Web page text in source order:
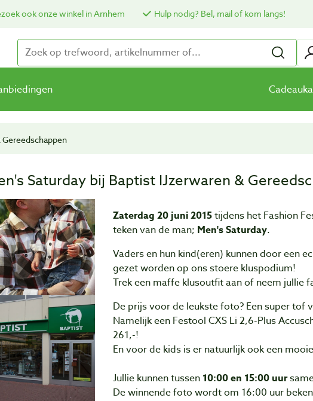
ook onze winkel in Arnhem Hulp nodig? Bel, mail of kom langs!
Saturday bij Baptist IJzerwaren &
Zaterdag 20 juni 2015tijdens het Fashion
teken van de man; Men's Saturday.
Vaders en hun kind(eren) kunnen door een
gezet worden op ons stoere kluspodium!
Trek een maffe klusoutfit aan of neem jullie
De prijs voor de leukste foto? Een super tof
Namelijk een Festool CXS Li 2,6-Plus
261,-!
En voor de kids is er natuurlijk ook een
Jullie kunnen tussen 10:00 en 15:00 uur
De winnende foto wordt om 16:00 uur